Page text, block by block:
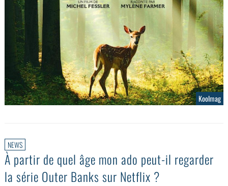
Koolmag
NEWS
À partir de quel âge mon ado peut-il regarder
la série Outer Banks sur Netflix ?